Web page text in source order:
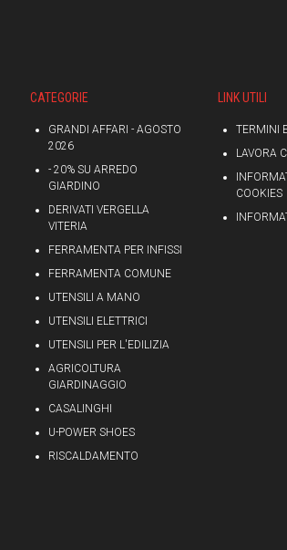
CATEGORIE
GRANDI AFFARI - AGOSTO
2026
- 20% SU ARREDO
GIARDINO
DERIVATI VERGELLA
VITERIA
FERRAMENTA PER INFISSI
FERRAMENTA COMUNE
UTENSILI A MANO
UTENSILI ELETTRICI
UTENSILI PER L'EDILIZIA
AGRICOLTURA
GIARDINAGGIO
CASALINGHI
U-POWER SHOES
RISCALDAMENTO
LINK UTILI
TERMINI
LAVORA
COOKIES